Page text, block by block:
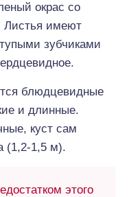
окрас со
Листья имеют
зубчиками
блюдцевидные
и длинные.
куст сам
(1,2-1,5 м).
этого